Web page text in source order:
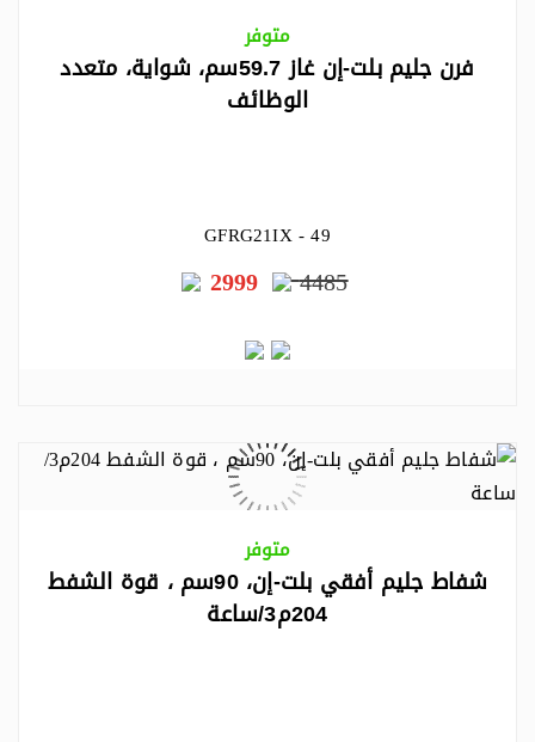
متوفر
فرن جليم بلت-إن غاز 59.7سم، شواية، متعدد
الوظائف
GFRG21IX - 49
4485
2999
متوفر
شفاط جليم أفقي بلت-إن، 90سم ، قوة الشفط
204م3/ساعة